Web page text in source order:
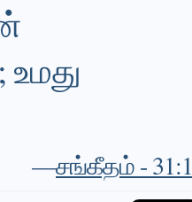
—சங்கீதம் - 31:1